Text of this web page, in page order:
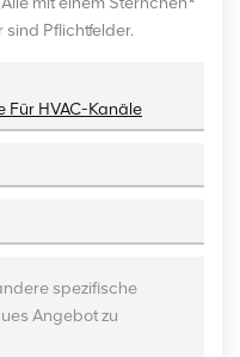
Pflichtfelder.
HVAC-Kanäle